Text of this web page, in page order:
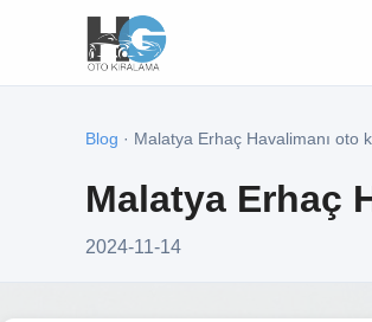
Blog · Malatya Erhaç Havalimanı oto
Malatya Erhaç
2024-11-14